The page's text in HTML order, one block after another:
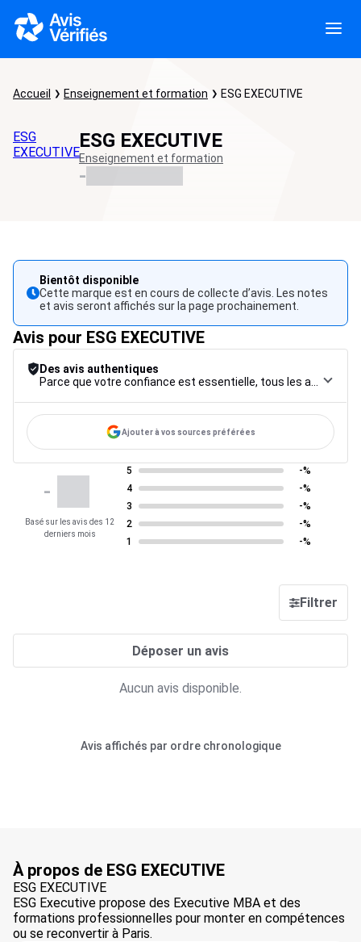
Accueil Enseignement et formation ESG EXECUTIVE
ESG
EXECUTIVE
ESG EXECUTIVE
Enseignement et formation
-
Bientôt disponible
Cette marque est en cours de collecte d’avis. Les notes
et avis seront affichés sur la page prochainement.
Avis pour ESG EXECUTIVE
Des avis authentiques
Ajouter à vos sources préférées
-
Basé sur les avis des 12
derniers mois
5
-%
4
-%
3
-%
2
-%
1
-%
Filtrer
Déposer un avis
Aucun avis disponible.
Avis affichés par ordre chronologique
À propos de ESG EXECUTIVE
ESG EXECUTIVE
ESG Executive propose des Executive MBA et des
formations professionnelles pour monter en compétences
ou se reconvertir à Paris.